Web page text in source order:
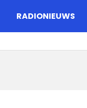
RADIONIEUWS